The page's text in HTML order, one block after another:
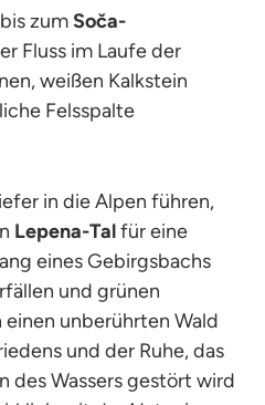
zumSoča-
Fluss im Laufe der
weißen Kalkstein
Felsspalte
in die Alpen führen,
Lepena-Talfür eine
eines Gebirgsbachs
und grünen
unberührten Wald
und der Ruhe, das
des Wassers gestört wird